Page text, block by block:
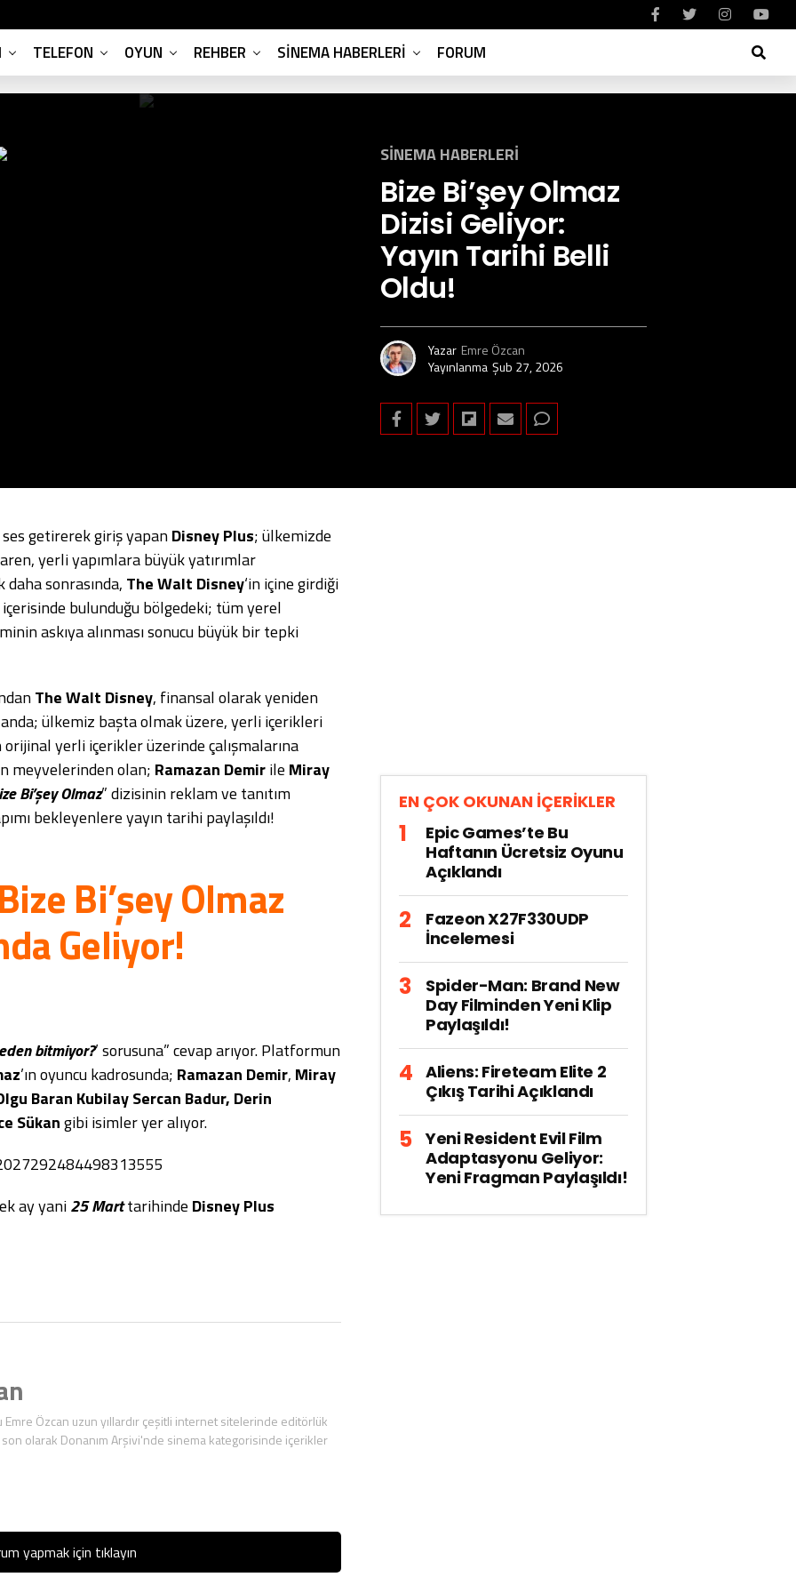
TELEFON OYUN REHBER SINEMA HABERLERI FORUM
SINEMA HABERLERI
Bize Bi’şey Olmaz
Dizisi Geliyor:
Yayın Tarihi Belli
Oldu!
Yazar Emre Özcan
Yayınlanma Şub 27, 2026
getirerek giriş yapanDisney Plus; ülkemizde
yerli yapımlara büyük yatırımlar
daha sonrasında, The Walt Disney‘in içine girdiği
bulunduğu bölgedeki; tüm yerel
askıya alınması sonucu büyük bir tepki
The Walt Disney, finansal olarak yeniden
ülkemiz başta olmak üzere, yerli içerikleri
orijinal yerli içerikler üzerinde çalışmalarına
meyvelerinden olan; Ramazan Demirile Miray
Bi’şey Olmaz” dizisinin reklam ve tanıtım
bekleyenlere yayın tarihi paylaşıldı!
Bi’şey Olmaz
Geliyor!
bitmiyor?’ sorusuna” cevap arıyor. Platformun
’ın oyuncu kadrosunda; Ramazan Demir, Miray
Baran Kubilay Sercan Badur, Derin
Sükangibi isimler yer alıyor.
ay yani25 Marttarihinde Disney Plus
Özcan uzun yıllardır çeşitli internet sitelerinde editörlük
son olarak Donanım Arşivi'nde sinema kategorisinde içerikler
yapmak için tıklayın
EN ÇOK OKUNAN İÇERİKLER
Epic Games’te Bu
Haftanın Ücretsiz Oyunu
Açıklandı
Fazeon X27F330UDP
İncelemesi
Spider-Man: Brand New
Day Filminden Yeni Klip
Paylaşıldı!
Aliens: Fireteam Elite 2
Çıkış Tarihi Açıklandı
Yeni Resident Evil Film
Adaptasyonu Geliyor:
Yeni Fragman Paylaşıldı!